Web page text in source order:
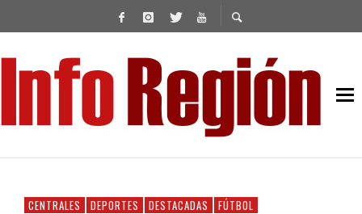
CENTRALES DEPORTES DESTACADAS FÚTBOL